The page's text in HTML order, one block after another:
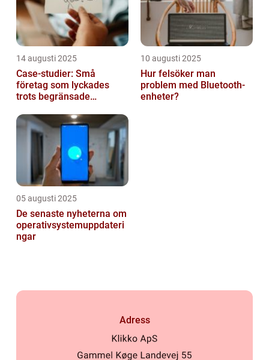
14 augusti 2025
Case-studier: Små
företag som lyckades
trots begränsade
10 augusti 2025
Hur felsöker man
problem med Bluetooth-
enheter?
05 augusti 2025
De senaste nyheterna om
operativsystemuppdateri
ngar
Adress